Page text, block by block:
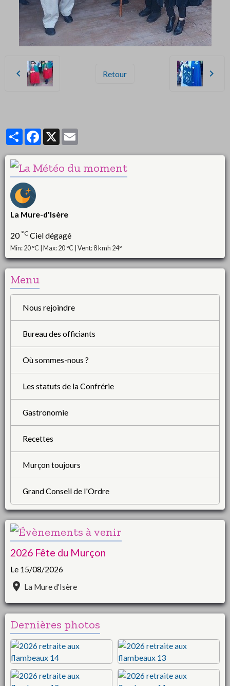
Retour
PartagerFacebook
X
La Mure-d'Isère
20 °C Ciel dégagé
Min: 20 °C | Max: 20 °C | Vent: 8 kmh 24°
Menu
Nous rejoindre
Bureau des officiants
Où sommes-nous ?
Les statuts de la Confrérie
Gastronomie
Recettes
Murçon toujours
Grand Conseil de l'Ordre
2026 Fête du Murçon
Le 15/08/2026
La Mure d'Isère
Dernières photos